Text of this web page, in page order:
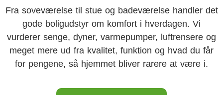
Fra soveværelse til stue og badeværelse handler det
gode boligudstyr om komfort i hverdagen. Vi
vurderer senge, dyner, varmepumper, luftrensere og
meget mere ud fra kvalitet, funktion og hvad du får
for pengene, så hjemmet bliver rarere at være i.